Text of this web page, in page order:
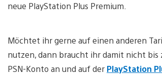
neue PlayStation Plus Premium.
Möchtet ihr gerne auf einen anderen
nutzen, dann braucht ihr damit nicht bis
PSN-Konto an und auf der PlayStation